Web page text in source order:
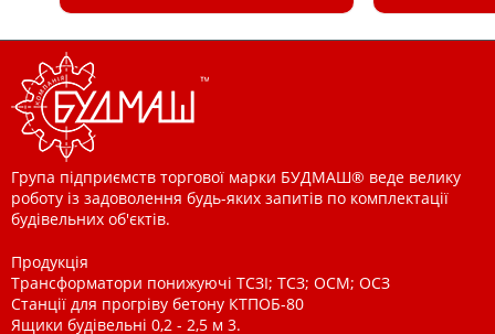
Група підприємств торгової марки БУДМАШ® веде велику
роботу із задоволення будь-яких запитів по комплектації
будівельних об'єктів.
Продукція
Трансформатори понижуючі ТСЗІ; ТСЗ; ОСМ; ОСЗ
Станції для прогріву бетону КТПОБ-80
Ящики будівельні 0,2 - 2,5 м 3.